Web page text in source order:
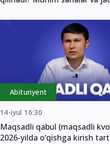
Abituriyent
14-iyul 16:30
Maqsadli qabul (maqsadli
2026-yilda o‘qishga kirish